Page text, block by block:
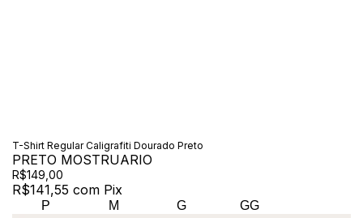
T-Shirt Regular Caligrafiti Dourado Preto
PRETO MOSTRUARIO
R$149,00
R$141,55 com Pix
P M G GG